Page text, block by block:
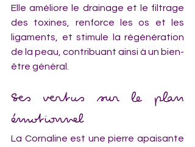
Elle améliore le drainage et le filtrage
des toxines, renforce les os et les
ligaments, et stimule la régénération
de la peau, contribuant ainsi à un bien-
être général.
Ses vertus sur le plan
émotionnel
La Cornaline est une pierre apaisante